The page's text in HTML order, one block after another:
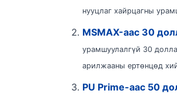
нууцлаг хайрцагны
MSMAX-аас 30
урамшуулалгүй 30
арилжааны ертөнцөд
PU Prime-аас 50